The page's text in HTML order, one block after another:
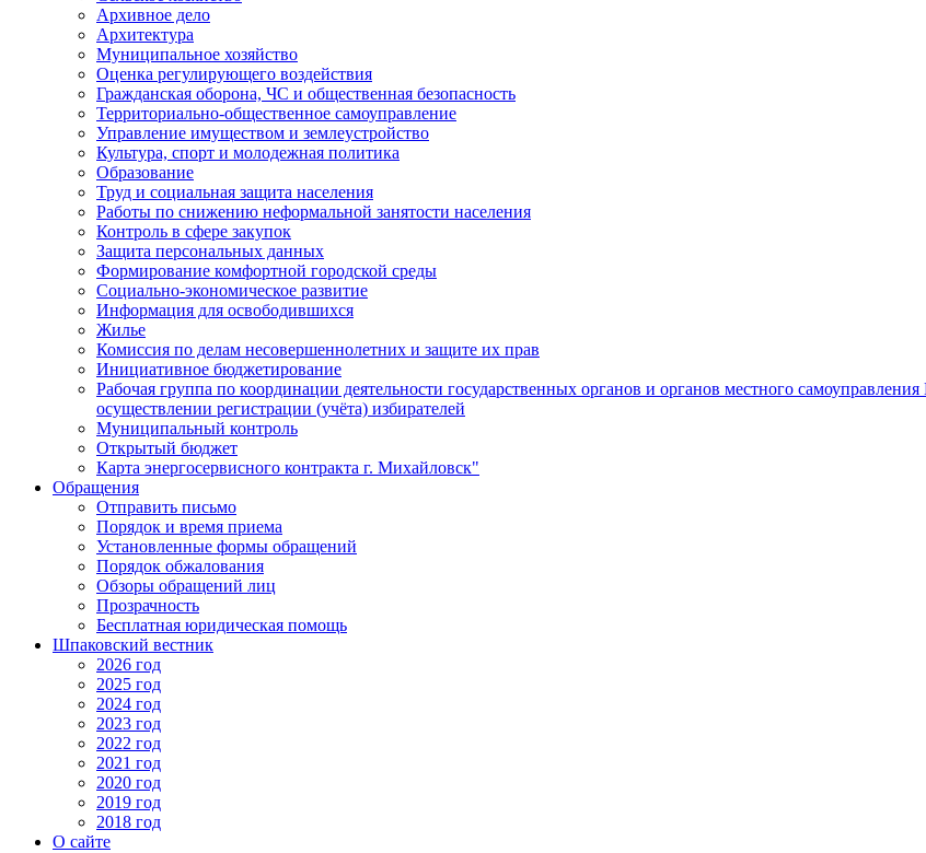
Архивное дело
Архитектура
Муниципальное хозяйство
Оценка регулирующего воздействия
Гражданская оборона, ЧС и общественная безопасность
Территориально-общественное самоуправление
Управление имуществом и землеустройство
Культура, спорт и молодежная политика
Образование
Труд и социальная защита населения
Работы по снижению неформальной занятости населения
Контроль в сфере закупок
Защита персональных данных
Формирование комфортной городской среды
Социально-экономическое развитие
Информация для освободившихся
Жилье
Комиссия по делам несовершеннолетних и защите их прав
Инициативное бюджетирование
Рабочая группа по координации деятельности государственных органов и органов местного
осуществлении регистрации (учёта) избирателей
Муниципальный контроль
Открытый бюджет
Карта энергосервисного контракта г. Михайловск"
Обращения
Отправить письмо
Порядок и время приема
Установленные формы обращений
Порядок обжалования
Обзоры обращений лиц
Прозрачность
Бесплатная юридическая помощь
Шпаковский вестник
2026 год
2025 год
2024 год
2023 год
2022 год
2021 год
2020 год
2019 год
2018 год
О сайте